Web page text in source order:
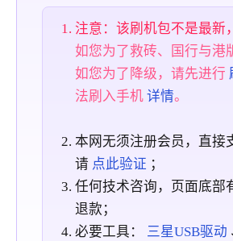
注意：该刷机包不是最新
如您为了救砖、国行与港
如您为了降级，请先进行
法刷入手机详情。
本网无须注册会员，直接
请 点此验证 ；
任何技术咨询，页面底部
退款；
必要工具： 三星USB驱动